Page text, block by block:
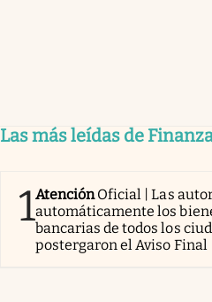
Las más leídas de
1AtenciónOficial | Las
automáticamente los
bancarias de todos los
postergaron el Aviso Final